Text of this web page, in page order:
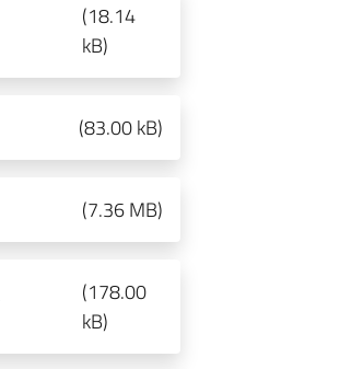
(18.14
kB)
(83.00 kB)
(7.36 MB)
(178.00
kB)